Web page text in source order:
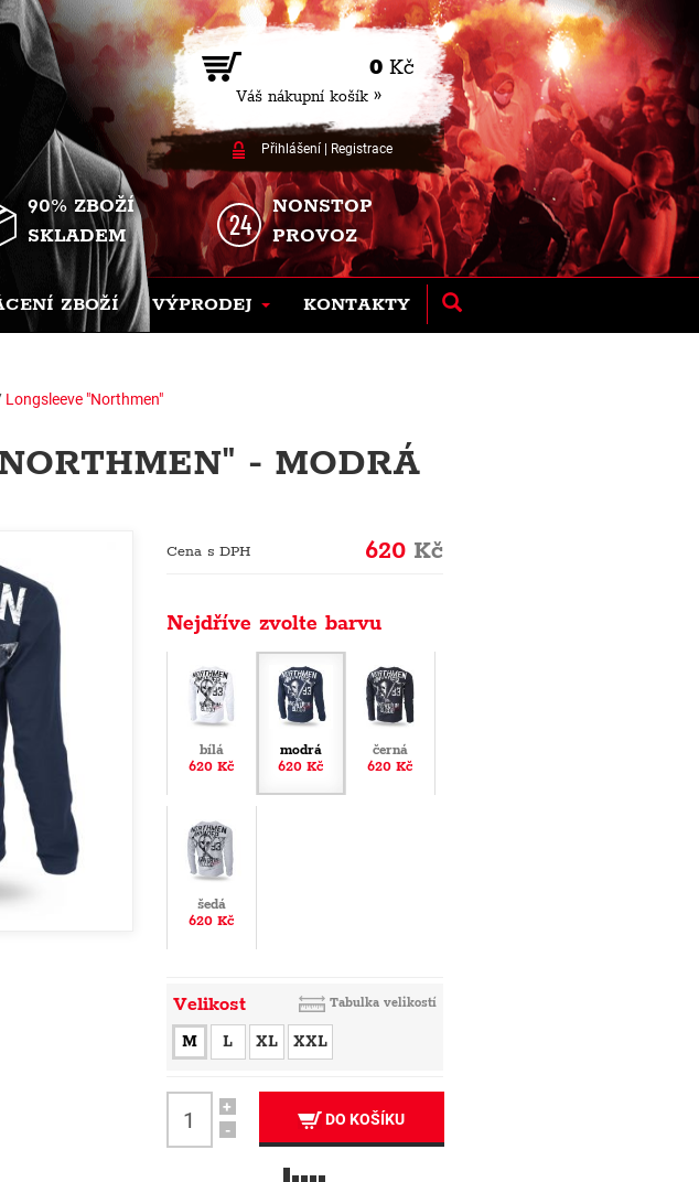
0 Kč
Váš nákupní košík »
Přihlášení| Registrace
90% ZBOŽÍ
SKLADEM
NONSTOP
PROVOZ
ZBOŽÍ VÝPRODEJ KONTAKTY
Longsleeve "Northmen"
- MODRÁ
Cena s DPH 620 Kč
Nejdříve zvolte barvu
bílá
620 Kč
modrá
620 Kč
černá
620 Kč
šedá
620 Kč
Velikost Tabulka velikostí
M L XL XXL
+
-
DO KOŠÍKU